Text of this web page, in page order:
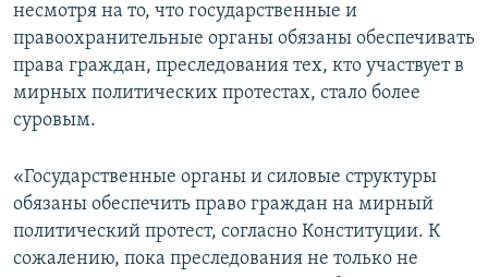
несмотря на то, что государственные и
правоохранительные органы обязаны обеспечивать
права граждан, преследования тех, кто участвует в
мирных политических протестах, стало более
суровым.
«Государственные органы и силовые структуры
обязаны обеспечить право граждан на мирный
политический протест, согласно Конституции. К
сожалению, пока преследования не только не